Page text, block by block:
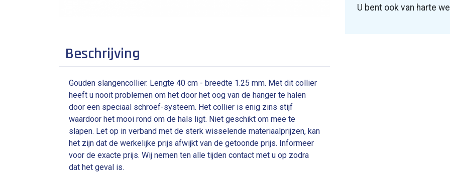
Beschrijving
Gouden slangencollier. Lengte 40 cm - breedte 1.25 mm. Met dit collier
heeft u nooit problemen om het door het oog van de hanger te halen
door een speciaal schroef-systeem. Het collier is enig zins stijf
waardoor het mooi rond om de hals ligt. Niet geschikt om mee te
slapen. Let op in verband met de sterk wisselende materiaalprijzen, kan
het zijn dat de werkelijke prijs afwijkt van de getoonde prijs. Informeer
voor de exacte prijs. Wij nemen ten alle tijden contact met u op zodra
dat het geval is.
U bent ook van harte